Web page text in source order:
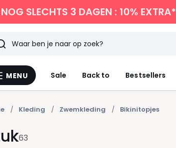
NOG SLECHTS 3 DAGEN : 10% EXTRA*
Menu
MENU Sale Back to Bestsellers
Zoeken
Kleding Zwemkleding Bikinitopjes
63